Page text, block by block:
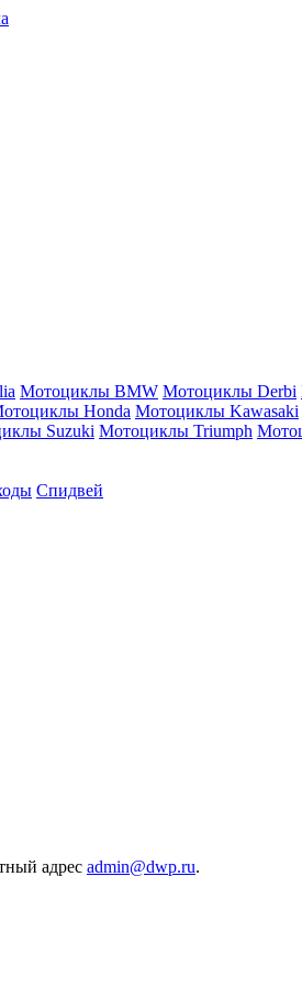
Мотоциклы BMW Мотоциклы Derbi
Honda Мотоциклы Kawasaki
Suzuki Мотоциклы Triumph
Спидвей
адрес admin@dwp.ru.